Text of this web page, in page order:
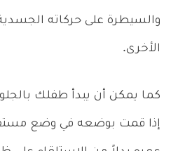
والسيطرة على حركاته
الأخرى.
كما يمكن أن يبدأ طفلك
إذا قمت بوضعه في وضع